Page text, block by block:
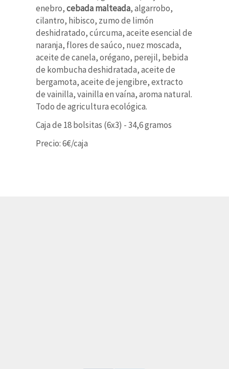
enebro,cebada malteada, algarrobo,
cilantro, hibisco, zumo de limón
deshidratado, cúrcuma, aceite esencial de
naranja, flores de saúco, nuez moscada,
aceite de canela, orégano, perejil, bebida
de kombucha deshidratada, aceite de
bergamota, aceite de jengibre, extracto
de vainilla, vainilla en vaína, aroma natural.
Todo de agricultura ecológica.
Caja de 18 bolsitas (6x3) - 34,6 gramos
Precio: 6€/caja